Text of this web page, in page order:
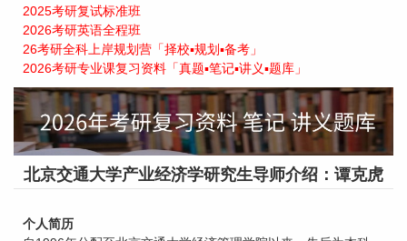
2025考研复试标准班
2026考研英语全程班
26考研全科上岸规划营「择校▪规划▪备考」
2026考研专业课复习资料「真题▪笔记▪讲义▪题库」
北京交通大学产业经济学研究生导师介绍：谭克虎
个人简历